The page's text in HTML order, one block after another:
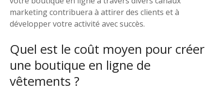
marketing contribuera à attirer des clients et à
développer votre activité avec succès.
Quel est le coût moyen pour créer
une boutique en ligne de
vêtements ?